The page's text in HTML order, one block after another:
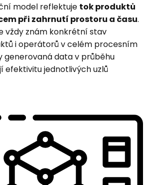
model reflektuje tok produktů
při zahrnutí prostoru a času.
vždy znám konkrétní stav
i operátorů v celém procesním
generovaná data v průběhu
efektivitu jednotlivých uzlů